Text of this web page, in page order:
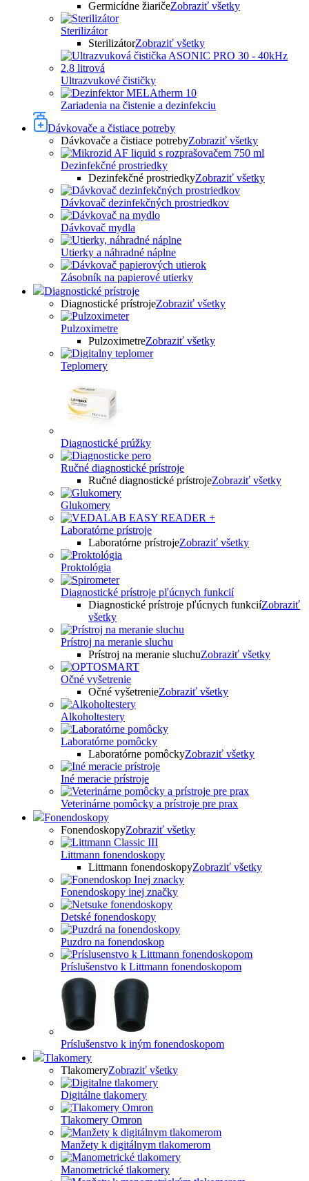
Germicídne žiaričeZobraziť všetky
Sterilizátor
SterilizátorZobraziť všetky
Ultrazvukové čističky
Zariadenia na čistenie a dezinfekciu
Dávkovače a čistiace potreby
Dávkovače a čistiace potrebyZobraziť všetky
Dezinfekčné prostriedky
Dezinfekčné prostriedkyZobraziť všetky
Dávkovač dezinfekčných prostriedkov
Dávkovač mydla
Utierky a náhradné náplne
Zásobník na papierové utierky
Diagnostické prístroje
Diagnostické prístrojeZobraziť všetky
Pulzoximetre
PulzoximetreZobraziť všetky
Teplomery
Diagnostické prúžky
Ručné diagnostické prístroje
Ručné diagnostické prístrojeZobraziť všetky
Glukomery
Laboratórne prístroje
Laboratórne prístrojeZobraziť všetky
Proktológia
Diagnostické prístroje pľúcnych funkcií
Diagnostické prístroje pľúcnych funkciíZobraziť
všetky
Prístroj na meranie sluchu
Prístroj na meranie sluchuZobraziť všetky
Očné vyšetrenie
Očné vyšetrenieZobraziť všetky
Alkoholtestery
Laboratórne pomôcky
Laboratórne pomôckyZobraziť všetky
Iné meracie prístroje
Veterinárne pomôcky a prístroje pre prax
Fonendoskopy
FonendoskopyZobraziť všetky
Littmann fonendoskopy
Littmann fonendoskopyZobraziť všetky
Fonendoskopy inej značky
Detské fonendoskopy
Puzdro na fonendoskop
Príslušenstvo k Littmann fonendoskopom
Príslušenstvo k iným fonendoskopom
Tlakomery
TlakomeryZobraziť všetky
Digitálne tlakomery
Tlakomery Omron
Manžety k digitálnym tlakomerom
Manometrické tlakomery